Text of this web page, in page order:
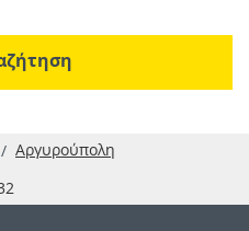
Αργυρούπολη